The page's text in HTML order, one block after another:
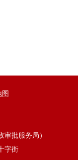
图
批服务局）
字街